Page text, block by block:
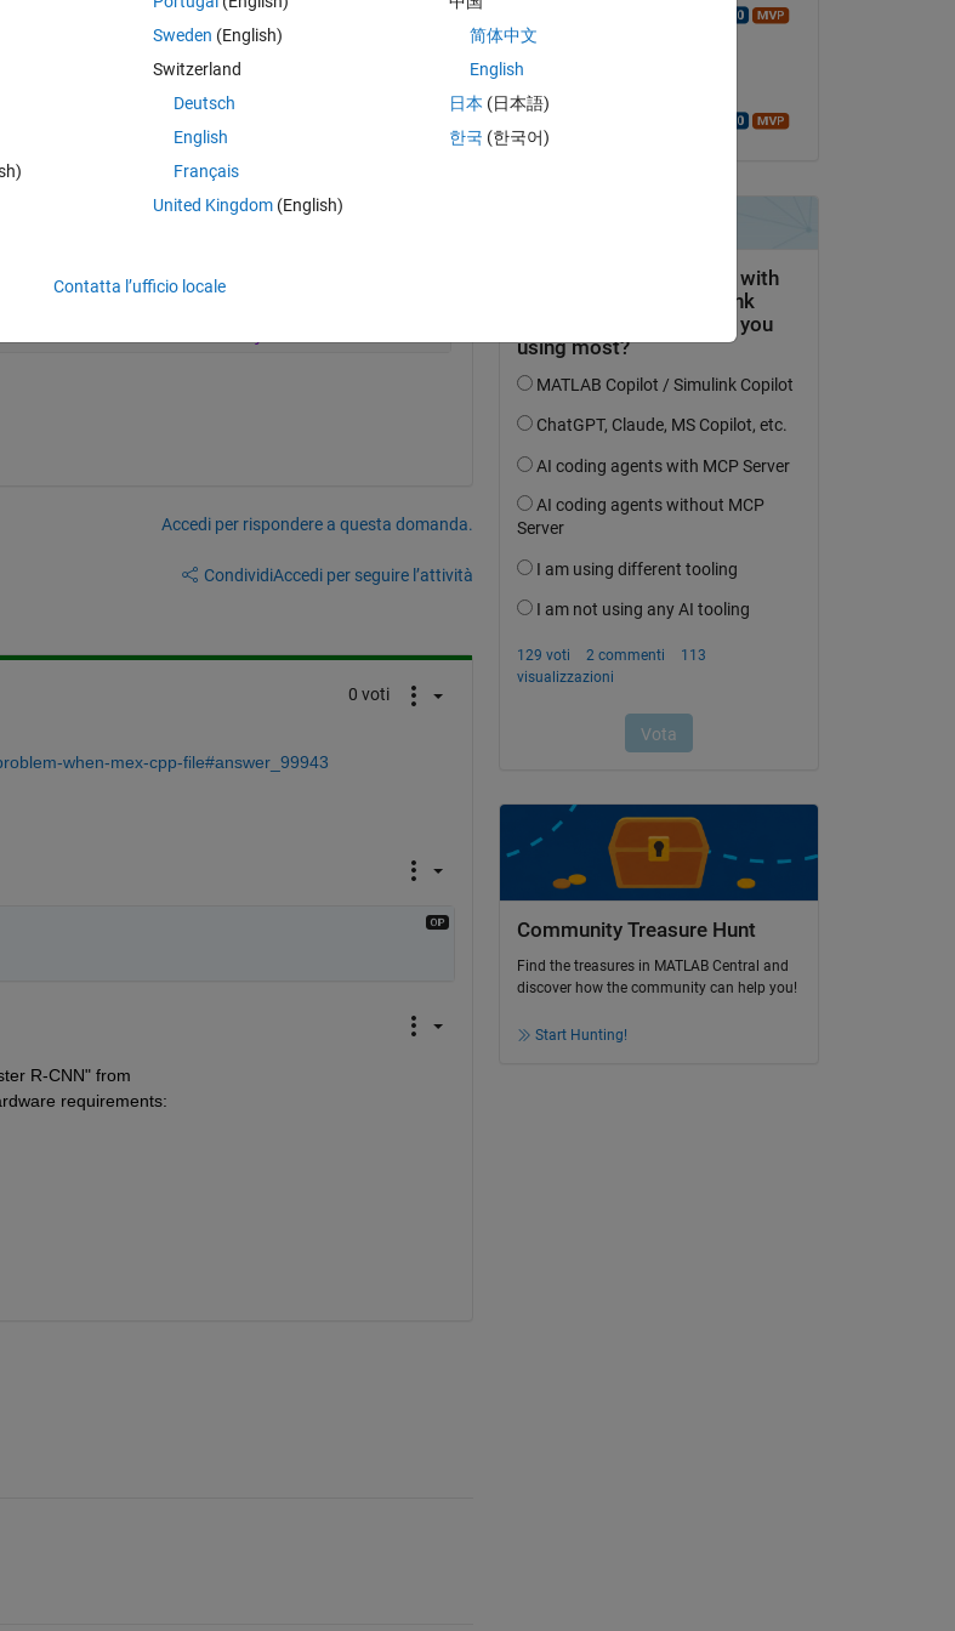
I also had to restore the compiler as mentioned in this
Accedi per rispondere a questa domanda.
CondividiAccedi per seguire l’attività
0 voti
when-mex-cpp-file#answer_99943
R-CNN" from
requirements:
il 25 Nov 2017
Community Treasure Hunt
Find the treasures in MATLAB Central and
discover how the community can help you!
Start Hunting!
Sweden (English)
Switzerland
Deutsch
English
Français
United Kingdom(English)
简体中文
English
日本 (日本語)
한국 (한국어)
Contatta l’ufficio locale